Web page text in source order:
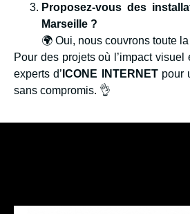
Proposez-vous des
Marseille ?
🌍 Oui, nous couvrons toute
Pour des projets où l’impact
experts d’ ICONE INTERNETpour
sans compromis. 👌